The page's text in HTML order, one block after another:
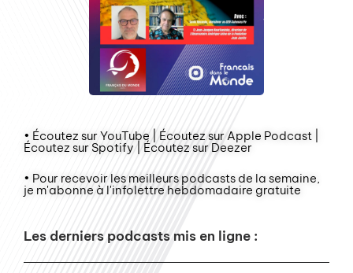
• Écoutez sur YouTube | Écoutez sur Apple Podcast |
Écoutez sur Spotify | Écoutez sur Deezer
• Pour recevoir les meilleurs podcasts de la semaine,
je m'abonne à l'infolettre hebdomadaire gratuite
Les derniers podcasts mis en ligne :